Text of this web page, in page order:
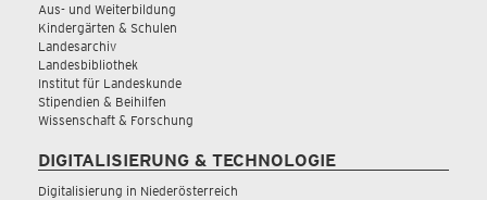
Aus- und Weiterbildung
Kindergärten & Schulen
Landesarchiv
Landesbibliothek
Institut für Landeskunde
Stipendien & Beihilfen
Wissenschaft & Forschung
DIGITALISIERUNG & TECHNOLOGIE
Digitalisierung in Niederösterreich